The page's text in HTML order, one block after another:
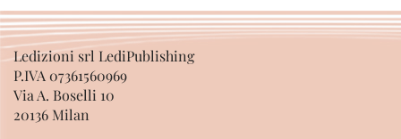
Ledizioni srl LediPublishing
P.IVA 07361560969
Via A. Boselli 10
20136 Milan